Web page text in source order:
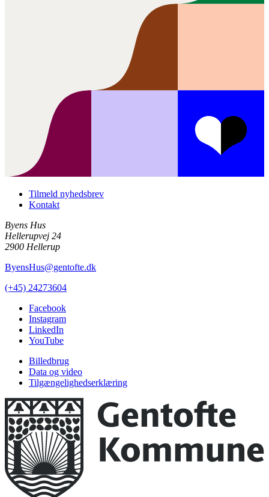
Tilmeld nyhedsbrev
Kontakt
Byens Hus
Hellerupvej 24
2900 Hellerup
ByensHus@gentofte.dk
(+45) 24273604
Facebook
Instagram
LinkedIn
YouTube
Billedbrug
Data og video
Tilgængelighedserklæring